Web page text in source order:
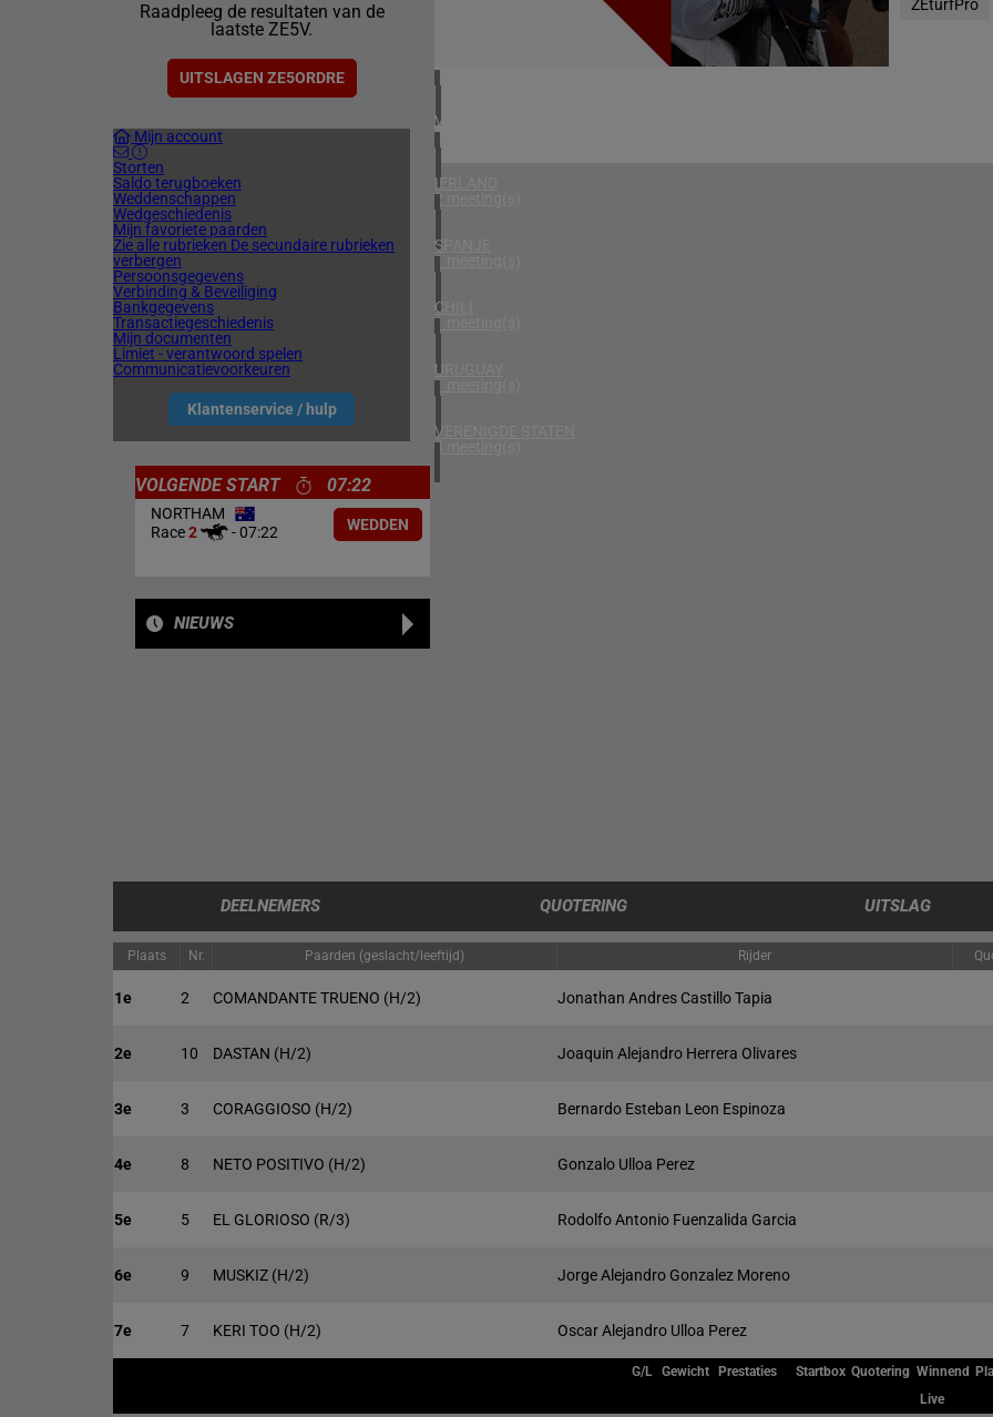
Raadpleeg de resultaten van de
laatste ZE5V.
UITSLAGEN ZE5ORDRE
Mijn account
Storten
Saldo terugboeken
Weddenschappen
Wedgeschiedenis
Mijn favoriete paarden
Zie alle rubrieken De secundaire rubrieken
verbergen
Persoonsgegevens
Verbinding & Beveiliging
Bankgegevens
Transactiegeschiedenis
Mijn documenten
Limiet - verantwoord spelen
Communicatievoorkeuren
Klantenservice / hulp
1 meeting(s)
VERENIGD KONINKRIJK
3 meeting(s)
IERLAND
2 meeting(s)
SPANJE
1 meeting(s)
CHILI
1 meeting(s)
URUGUAY
1 meeting(s)
VERENIGDE STATEN
4 meeting(s)
ZEturfPro
VOLGENDE START 07:22
NORTHAM
Race2 -07:22 WEDDEN
NIEUWS
DEELNEMERS QUOTERING UITSLAG
Plaats Nr. Paarden (geslacht/leeftijd) Rijder
1e 2 COMANDANTE TRUENO (H/2) Jonathan Andres Castillo Tapia
2e 10 DASTAN (H/2) Joaquin Alejandro Herrera Olivares
3e 3 CORAGGIOSO (H/2) Bernardo Esteban Leon Espinoza
4e 8 NETO POSITIVO (H/2) Gonzalo Ulloa Perez
5e 5 EL GLORIOSO (R/3) Rodolfo Antonio Fuenzalida Garcia
6e 9 MUSKIZ (H/2) Jorge Alejandro Gonzalez Moreno
7e 7 KERI TOO (H/2) Oscar Alejandro Ulloa Perez
G/L Gewicht Prestaties Startbox Quotering Winnend
Live